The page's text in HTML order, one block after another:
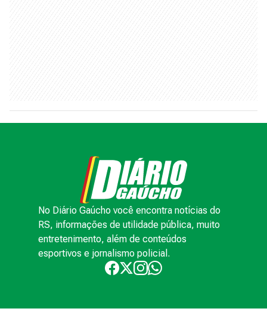
No Diário Gaúcho você encontra notícias do
RS, informações de utilidade pública, muito
entretenimento, além de conteúdos
esportivos e jornalismo policial.